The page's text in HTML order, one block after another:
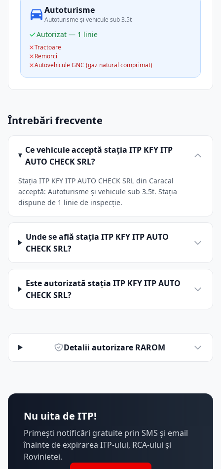
Autoturisme
Autoturisme și vehicule sub 3.5t
Autorizat — 1 linie
Tractoare
Remorci
Autovehicule GNC (gaz natural comprimat)
Întrebări frecvente
Ce vehicule acceptă stația ITP KFY ITP
AUTO CHECK SRL?
Stația ITP KFY ITP AUTO CHECK SRL din Caracal
acceptă: Autoturisme și vehicule sub 3.5t. Stația
dispune de 1 linie de inspecție.
Unde se află stația ITP KFY ITP AUTO
CHECK SRL?
Este autorizată stația ITP KFY ITP AUTO
CHECK SRL?
Detalii autorizare RAROM
Nu uita de ITP!
Primești notificări gratuite prin SMS și email
înainte de expirarea ITP-ului, RCA-ului și
Rovinietei.